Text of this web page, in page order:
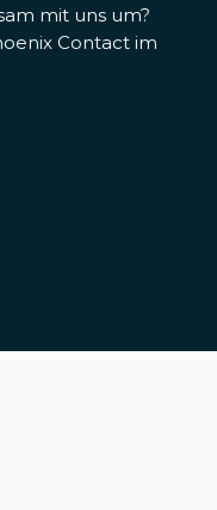
mit uns um?
Contact im